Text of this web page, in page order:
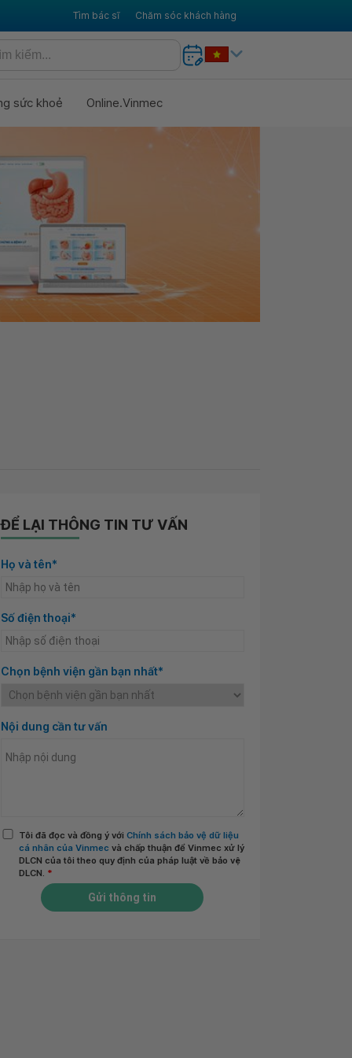
Tìm bác sĩ Chăm sóc khách hàng
sức khoẻ Online.Vinmec
ĐỂ LẠI THÔNG TIN TƯ VẤN
Họ và tên*
Số điện thoại*
Chọn bệnh viện gần bạn nhất*
Nội dung cần tư vấn
Tôi đã đọc và đồng ý với Chính sách bảo vệ dữ liệu
cá nhân của Vinmec và chấp thuận để Vinmec xử lý
DLCN của tôi theo quy định của pháp luật về bảo vệ
DLCN. *
Gửi thông tin